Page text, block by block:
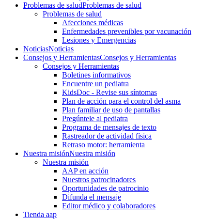
Problemas de saludProblemas de salud
Problemas de salud
Afecciones médicas
Enfermedades prevenibles por vacunación
Lesiones y Emergencias
NoticiasNoticias
Consejos y HerramientasConsejos y Herramientas
Consejos y Herramientas
Boletines informativos
Encuentre un pediatra
KidsDoc - Revise sus síntomas
Plan de acción para el control del asma
Plan familiar de uso de pantallas
Pregúntele al pediatra
Programa de mensajes de texto
Rastre​​ador de activida​d física
Retraso motor: herramienta
Nuestra misiónNuestra misión
Nuestra misión
AAP en acción
Nuestros patrocinadores
Oportunidades de patrocinio
Difunda el mensaje
Editor médico y colaboradores
Tienda aap